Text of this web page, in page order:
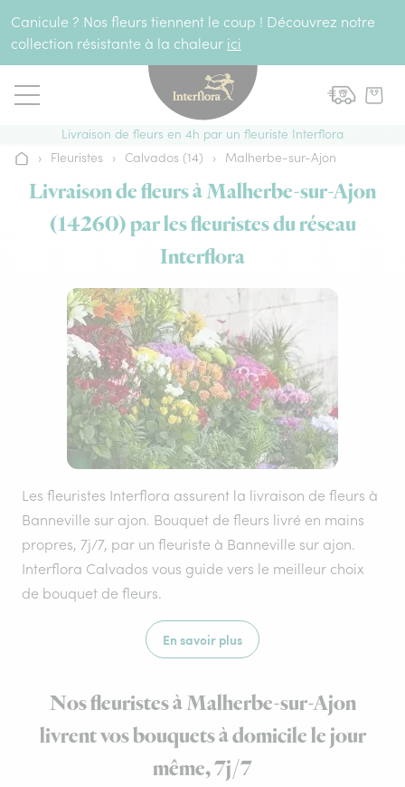
Canicule ? Nos fleurs tiennent le coup ! Découvrez notre
collection résistante à la chaleur ici
Livraison de fleurs en 4h par un fleuriste Interflora
Accueil
› Fleuristes › Calvados (14) › Malherbe-sur-Ajon
Livraison de fleurs à Malherbe-sur-Ajon
(14260) par les fleuristes du réseau
Interflora
Les fleuristes Interflora assurent la livraison de fleurs à
Banneville sur ajon. Bouquet de fleurs livré en mains
propres, 7j/7, par un fleuriste à Banneville sur ajon.
Interflora Calvados vous guide vers le meilleur choix
de bouquet de fleurs.
En savoir plus
Nos fleuristes à Malherbe-sur-Ajon
livrent vos bouquets à domicile le jour
même, 7j/7